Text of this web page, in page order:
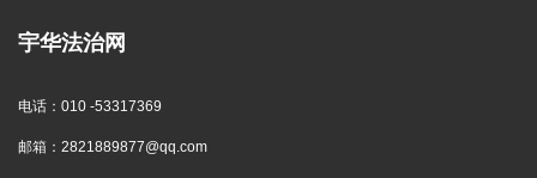
宇华法治网
电话： 010 -53317369
邮箱： 2821889877@qq.com